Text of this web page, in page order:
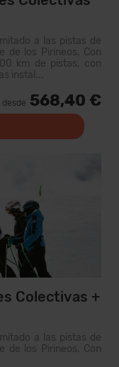
a las pistas de
de los Pirineos. Con
km de pistas, con
instal...
desde 568,40 €
Colectivas +
a las pistas de
de los Pirineos. Con